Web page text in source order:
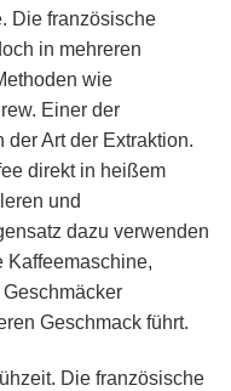
Die französische
in mehreren
wie
Einer der
Art der Extraktion.
direkt in heißem
und
dazu verwenden
Kaffeemaschine,
Geschmack führt.
Die französische